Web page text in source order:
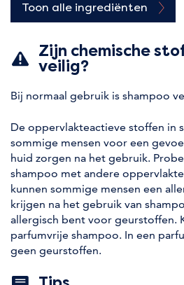
Toon alle ingrediënten
Zijn chemische
veilig?
Bij normaal gebruik is shampoo
De oppervlakteactieve stoffen in
sommige mensen voor een
huid zorgen na het gebruik.
shampoo met andere
kunnen sommige mensen een
krijgen na het gebruik van
allergisch bent voor geurstoffen.
parfumvrije shampoo. In een
geen geurstoffen.